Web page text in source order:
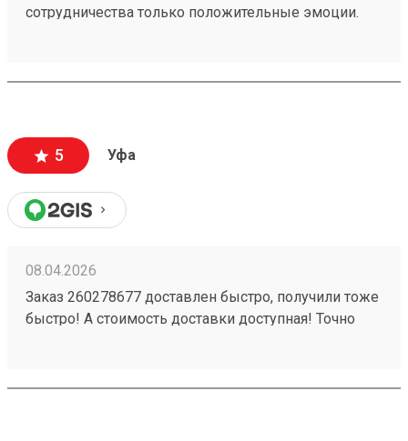
сотрудничества только положительные эмоции.
5 Уфа
08.04.2026
Заказ 260278677 доставлен быстро, получили тоже
быстро! А стоимость доставки доступная! Точно